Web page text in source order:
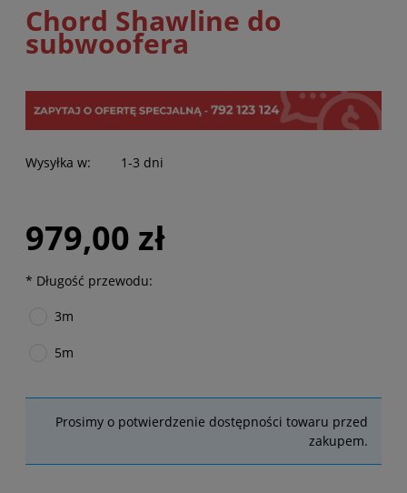
Chord Shawline do
subwoofera
Wysyłka w: 1-3 dni
979,00 zł
* Długość przewodu:
3m
5m
Prosimy o potwierdzenie dostępności towaru przed
zakupem.